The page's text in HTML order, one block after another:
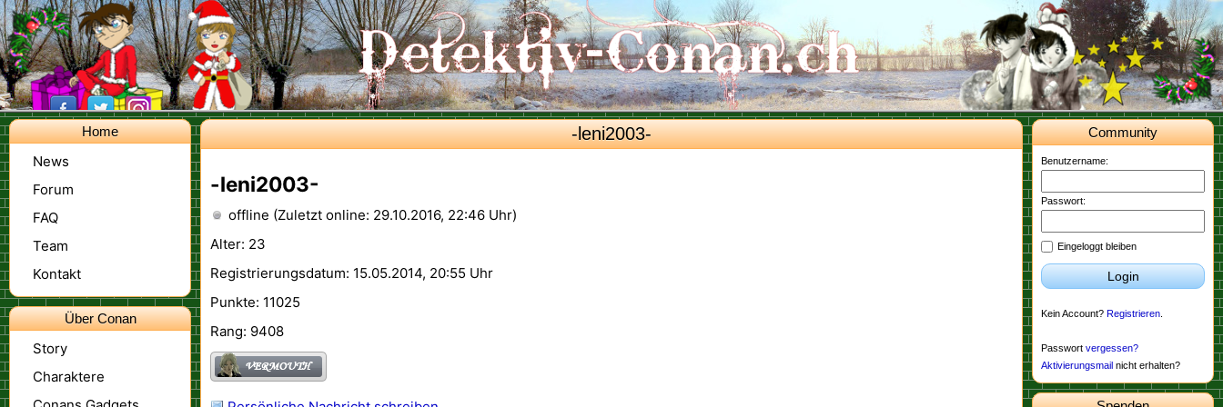
Home
News
Forum
FAQ
Team
Kontakt
Über Conan
Story
Charaktere
Community
Benutzername:
Passwort:
Eingeloggt bleiben
Login
Kein Account? Registrieren
Passwort vergessen?
Aktivierungsmail nicht erhalten?
-leni2003-
-leni2003-
offline (Zuletzt online: 29.10.2016, 22:46 Uhr)
Alter: 23
Registrierungsdatum: 15.05.2014, 20:55 Uhr
Punkte: 11025
Rang: 9408